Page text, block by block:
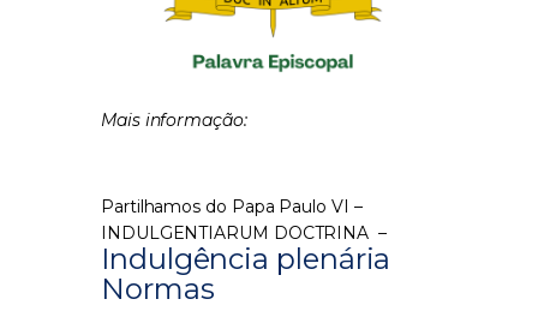
Mais informação:
Partilhamos do Papa Paulo VI –
INDULGENTIARUM DOCTRINA –
Indulgência plenária
Normas